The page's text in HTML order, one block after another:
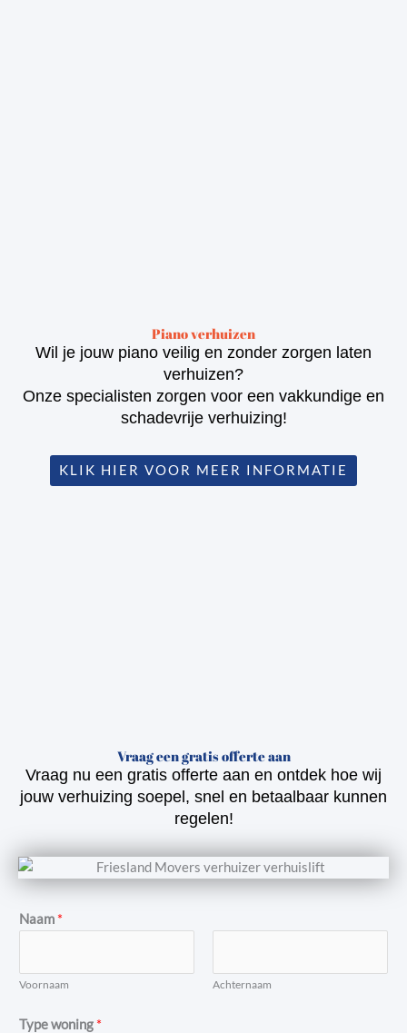
Piano verhuizen
Wil je jouw piano veilig en zonder zorgen laten
verhuizen?
Onze specialisten zorgen voor een vakkundige en
schadevrije verhuizing!
KLIK HIER VOOR MEER INFORMATIE
Vraag een gratis offerte aan
Vraag nu een gratis offerte aan en ontdek hoe wij
jouw verhuizing soepel, snel en betaalbaar kunnen
regelen!
Naam *
Voornaam Achternaam
Type woning *